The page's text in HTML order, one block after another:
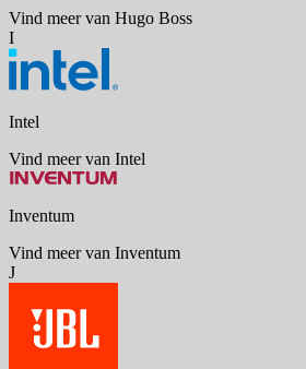
Vind meer van Hugo Boss
I
Intel
Vind meer van Intel
Inventum
Vind meer van Inventum
J